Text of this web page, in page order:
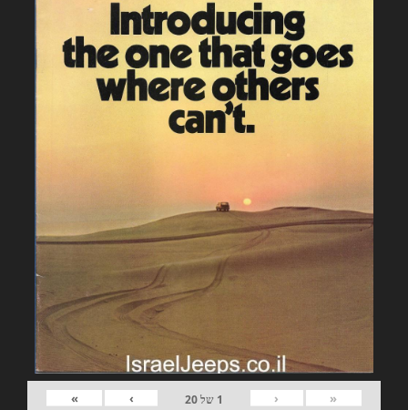
«
‹
1 של20
›
»